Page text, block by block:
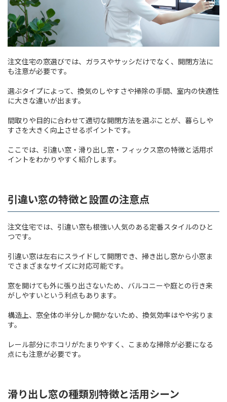
注文住宅の窓選びでは、ガラスやサッシだけでなく、開閉方法に
も注意が必要です。
選ぶタイプによって、換気のしやすさや掃除の手間、室内の快適性
に大きな違いが出ます。
間取りや目的に合わせて適切な開閉方法を選ぶことが、暮らしや
すさを大きく向上させるポイントです。
ここでは、引違い窓・滑り出し窓・フィックス窓の特徴と活用ポ
イントをわかりやすく紹介します。
引違い窓の特徴と設置の注意点
注文住宅では、引違い窓も根強い人気のある定番スタイルのひと
つです。
引違い窓は左右にスライドして開閉でき、掃き出し窓から小窓ま
でさまざまなサイズに対応可能です。
窓を開けても外に張り出さないため、バルコニーや庭との行き来
がしやすいという利点もあります。
構造上、窓全体の半分しか開かないため、換気効率はやや劣りま
す。
レール部分にホコリがたまりやすく、こまめな掃除が必要になる
点にも注意が必要です。
滑り出し窓の種類別特徴と活用シーン